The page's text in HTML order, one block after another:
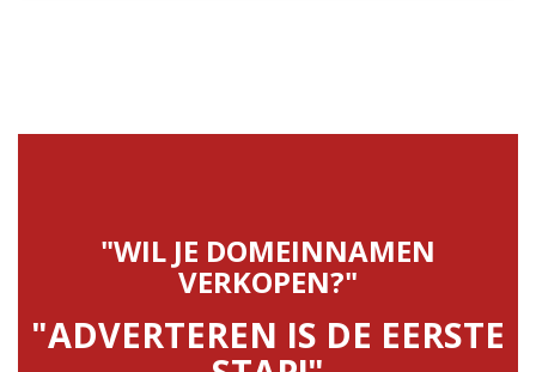
"WIL JE DOMEINNAMEN
VERKOPEN?"
"ADVERTEREN IS DE EERSTE